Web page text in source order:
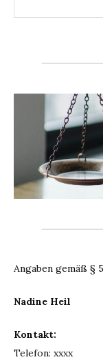
Angaben gemäß §
Nadine Heil
Kontakt:
Telefon: xxxx